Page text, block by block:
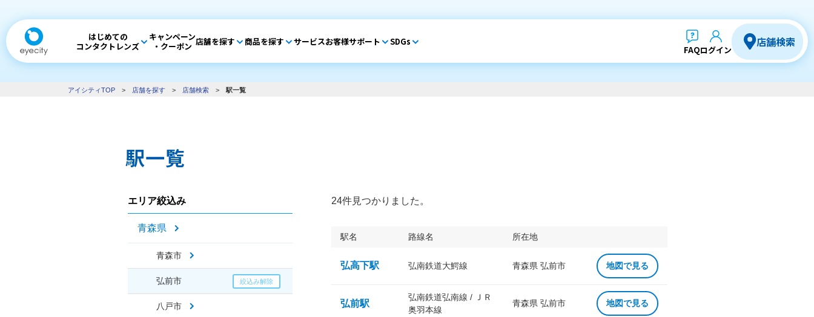
はじめての
コンタクトレンズ
キャンペーン
・クーポン 店舗を探す 商品を探す サービスお客様サポート SDGs
FAQログイン
店舗検索
アイシティTOP > 店舗を探す > 店舗検索 > 駅一覧
駅一覧
エリア絞込み
青森県
青森市
弘前市
八戸市
24件見つかりました。
駅名 路線名 所在地
弘高下駅 弘南鉄道大鰐線 青森県 弘前市 地図で見る
弘前駅
弘南鉄道弘南線 / ＪＲ
奥羽本線
青森県 弘前市 地図で見る